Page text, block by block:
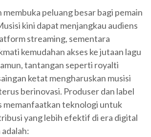
peluang besar bagi pemain
kini dapat menjangkau audiens
streaming, sementara
kemudahan akses ke jutaan lagu
tantangan seperti royalti
ketat mengharuskan musisi
berinovasi. Produser dan label
memanfaatkan teknologi untuk
yang lebih efektif di era digital